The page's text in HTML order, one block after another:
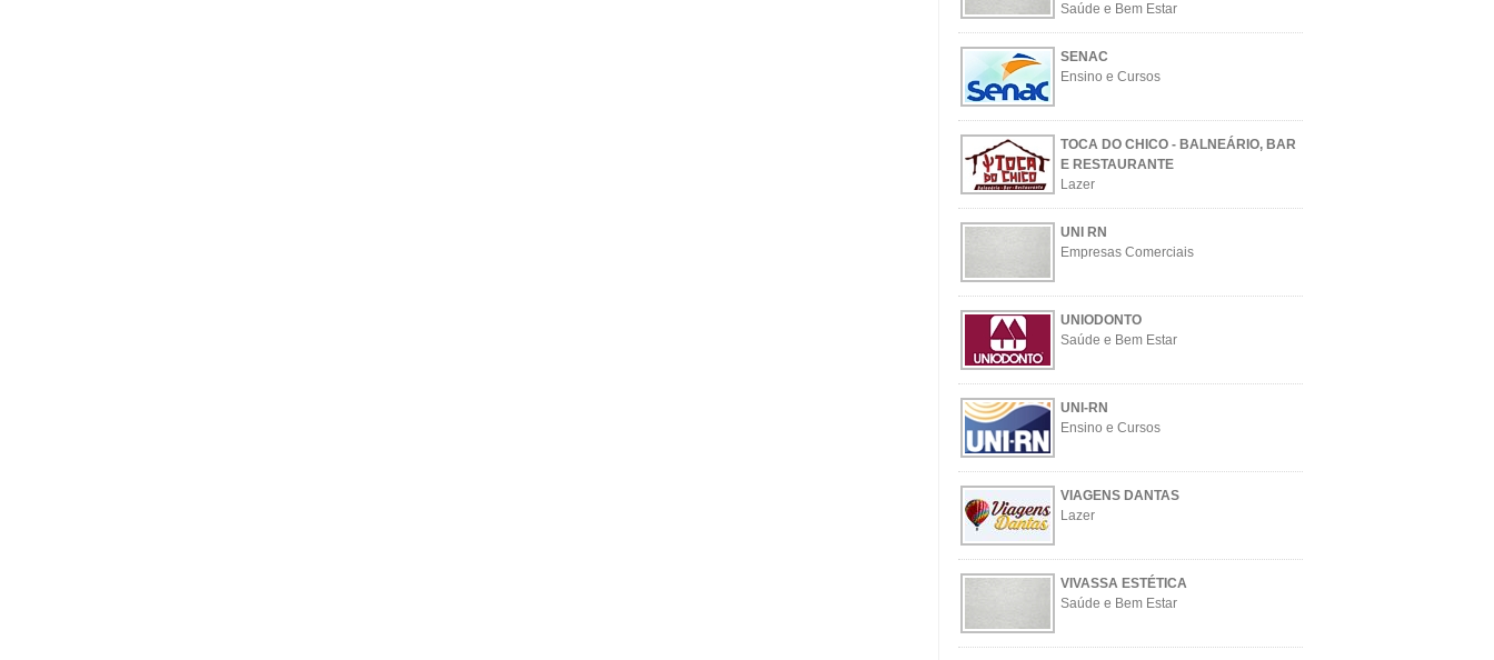
Saúde e Bem Estar
SENAC
Ensino e Cursos
TOCA DO CHICO - BALNEÁRIO, BAR
E RESTAURANTE
Lazer
UNI RN
Empresas Comerciais
UNIODONTO
Saúde e Bem Estar
UNI-RN
Ensino e Cursos
VIAGENS DANTAS
Lazer
VIVASSA ESTÉTICA
Saúde e Bem Estar